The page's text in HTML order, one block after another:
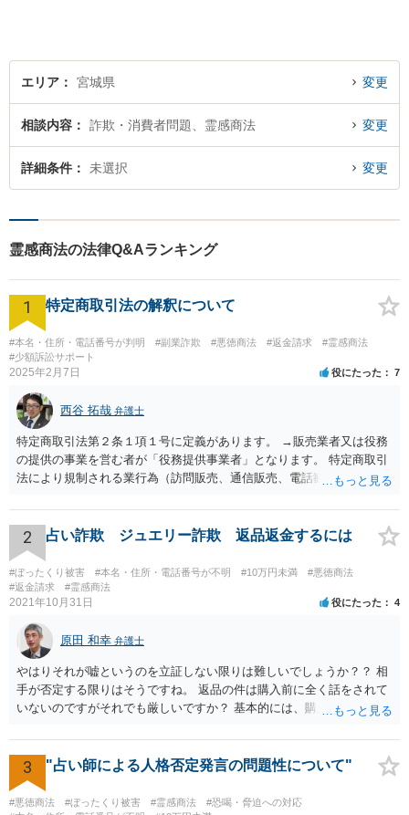
エリア 宮城県 変更
相談内容 詐欺・消費者問題、霊感商法 変更
詳細条件 未選択 変更
霊感商法の法律Q&Aランキング
1 特定商取引法の解釈について
#本名・住所・電話番号が判明 #副業詐欺 #悪徳商法 #返金請求
#霊感商法
#少額訴訟サポート
2025年2月7日 役にたった 7
西谷 拓哉 弁護士
特定商取引法第２条１項１号に定義があります。 →販売業者又は役務
の提供の事業を営む者が「役務提供事業者」となります。 特定商取引
法により規制される業行為（訪問販売、通信販売、電話勧誘販売な
を守る必要があります。
2 占い詐欺 ジュエリー詐欺 返品返金するには
#ぼったくり被害 #本名・住所・電話番号が不明 #10万円未満
#悪徳商法
#返金請求
#霊感商法
2021年10月31日 役にたった 4
原田 和幸 弁護士
やはりそれが嘘というのを立証しない限りは難しいでしょうか？？ 相
手が否定する限りはそうですね。 返品の件は購入前に全く話をされて
いないのですがそれでも厳しいですか？ 基本的には、購入したのであ
3 "占い師による人格否定発言の問題性について"
#悪徳商法 #ぼったくり被害 #霊感商法
#恐喝・脅迫への対応